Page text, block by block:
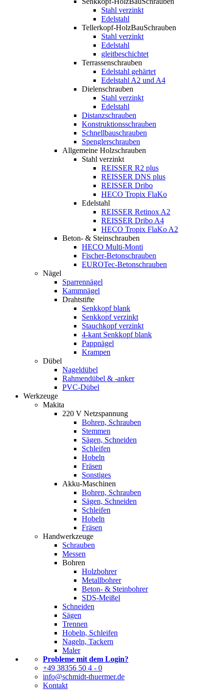
Stahl verzinkt
Edelstahl
Tellerkopf-HolzBauSchrauben
Stahl verzinkt
Edelstahl
gleitbeschichtet
Terrassenschrauben
Edelstahl gehärtet
Edelstahl A2 und A4
Dielenschrauben
Stahl verzinkt
Edelstahl
Distanzschrauben
Konstruktionsschrauben
Schnellbauschrauben
Spenglerschrauben
Allgemeine Holzschrauben
Stahl verzinkt
REISSER R2 plus
REISSER DNS plus
REISSER Dribo
HECO Tropix FlaKo
Edelstahl
REISSER Retinox A2
REISSER Dribo A4
HECO Tropix FlaKo A2
Beton- & Steinschrauben
HECO Multi-Monti
Fischer-Betonschrauben
EUROTec-Betonschrauben
Nägel
Sparrennägel
Kammnägel
Drahtstifte
Senkkopf blank
Senkkopf verzinkt
Stauchkopf verzinkt
4-kant Senkkopf blank
Pappnägel
Krampen
Dübel
Nageldübel
Rahmendübel & -anker
PVC-Dübel
Werkzeuge
Makita
220 V Netzspannung
Bohren, Schrauben
Stemmen
Sägen, Schneiden
Schleifen
Hobeln
Fräsen
Sonstiges
Akku-Maschinen
Bohren, Schrauben
Sägen, Schneiden
Schleifen
Hobeln
Fräsen
Handwerkzeuge
Schrauben
Messen
Bohren
Holzbohrer
Metallbohrer
Beton- & Steinbohrer
SDS-Meißel
Schneiden
Sägen
Trennen
Hobeln, Schleifen
Nageln, Tackern
Maler
Probleme mit dem Login?
+49 38356 50 4 - 0
info@schmidt-thuermer.de
Kontakt